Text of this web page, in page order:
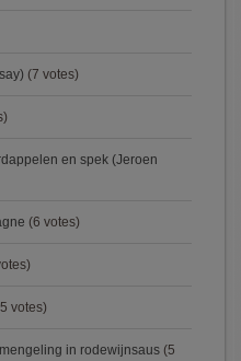
(7 votes)
en spek (Jeroen
(6 votes)
votes)
in rodewijnsaus (5